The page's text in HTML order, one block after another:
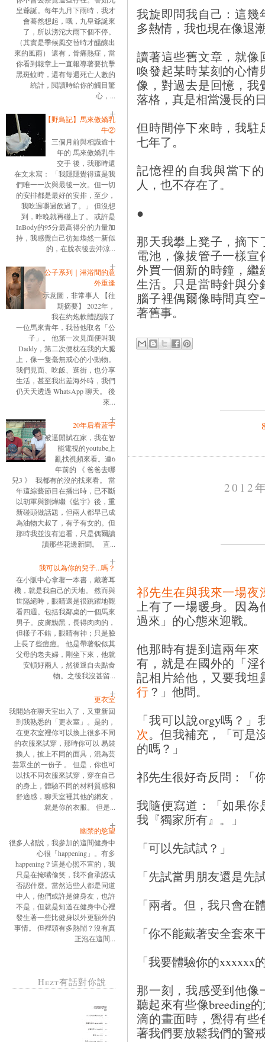
皇爺誕。每年九月下雨時，我才
會驀然想起，哦，九皇爺誕來
了，所以滂沱大雨下個不停。
（其實是季候風交替時才醞釀出
來的風雨） 還有，骨痛熱症，當
你看到報章上一直報導著要抗擊
黑斑蚊時，還有每週死亡人數的
統計，閱讀時給你的觸目驚
心，...
【野鳥記】馬來傲嬌乳
牛②
三個月前與相識逾十
年的 馬來傲嬌乳牛
交手 後，我那時還
在文末寫： 「我隱隱覺得這是我
們唯一一次與最後一次。但一切
的安排都是最好的安排，至少，
我吃過嚼過飲過了。」 但沒想
到，昨晚就再碰上了。 或許是
InBody的95分最高得分的力量加
持，我感覺自己彷如煥然一新似
的，在脫衣後去沖涼...
公子系列｜淋浴間的意
外重逢
示意圖，非常事人 【往
期摘要】 2022年，
我在約炮軟體認識了
一位馬來青年，我替他取名「公
子」。 他第一次見面便叫我
Daddy，第二次便枕在我的大腿
上，像一隻毫無戒心的小動物。
我們見面、吃飯、逛街，也分享
生活，甚至我出差海外時，我們
仍天天透過 WhatsApp 聊天。 後
來...
20年后看蓝宇
被逼閒賦在家，我在智
能電視的youtube上
亂找視頻來看。連6
年前的 《 爸爸去哪
兒3 》 我都有的沒的找來看。 當
年這綜藝節目在播出時，已不斷
以胡軍與劉燁繼《藍宇》後，重
新碰頭做話題，但兩人都早已成
為油物大叔了，有子有女的。但
那時我並沒有追看，只是偶爾讀
讀那些花邊新聞。 直...
我可以為你的兒子...嗎？
在小販中心拿著一本書，戴著耳
機，就是我自己的天地。 然而與
世隔絕時，眼睛還是很跳躍地觀
看四週。包括我鄰桌的一個馬來
男子。皮膚黝黑，長得肉肉的，
但樣子不錯，眼睛有神；只是臉
上長了些痘痘。 他是帶著貌似其
父母的老夫婦，剛坐下來，他就
安頓好兩人，然後逕自去點食
物。之後我沒甚留...
更衣室
我開始在聊天室出入了，又重新回
到我熟悉的「更衣室」。是的，
在更衣室裡你可以換上很多不同
的衣服來試穿，那時你可以 易裝
換人，披上不同的面具，混為芸
芸眾生的一份子 。 但是，你也可
以找不同衣服來試穿，穿在自己
的身上，體驗不同的材料質感和
舒適感，聊天室裡其他的網友，
就是你的衣服。 但是...
幽禁的慾望
很多人都說，我參加的這間健身中
心很「happening」。有多
happening？這是心照不宣的，我
只是在掩嘴偷笑，我不會承認或
否認什麼。當然這些人都是同道
中人，他們或許是健身友，也許
不是，但就是知道在健身中心裡
發生著一些比健身以外更額外的
事情。 但裡頭有多熱鬧？沒有真
正泡在這間...
Hezt有話對你說
我旋即問我自己：這幾
多熱情，我也現在像退
讀著這些舊文章，就像
喚發起某時某刻的心
像，對過去是回憶，我
落格，真是相當漫長的
但時間停下來時，我駐
七年了。
記憶裡的自我與當下
人，也不存在了。
●
那天我攀上凳子，摘
電池，像拔管子一樣
外買一個新的時鐘，繼
生活。只是當時針與分
腦子裡偶爾像時間真
著舊事。
2012
祁先生在與我來一場夜
上有了一場暖身。因為
過來」的心態來迎戰。
他那時有提到這兩年來
有，就是在國外的「淫
記相片給他，又要我
行？」他問。
「我可以說orgy嗎？
次。但我補充，「可是
的嗎？」
祁先生很好奇反問：「
我隨便寫道：「如果你
我『獨家所有』。」
「可以先試試？」
「先試當男朋友還是先
「兩者。但，我只會在
「你不能戴著安全套來
「我要體驗你的xxxxxx
那一刻，我感受到他
聽起來有些像breeding
滴的畫面時，覺得有些
著我們要放鬆我們的警